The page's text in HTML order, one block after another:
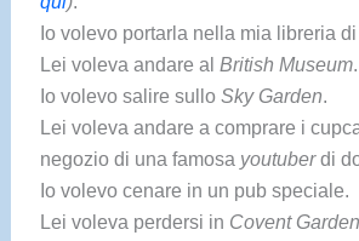
Io volevo portarla nella mia libreria
Lei voleva andare al British Museum.
Io volevo salire sullo Sky Garden.
Lei voleva andare a comprare i
negozio di una famosa youtuberdi
Io volevo cenare in un pub speciale.
Lei voleva perdersi in Covent Garden